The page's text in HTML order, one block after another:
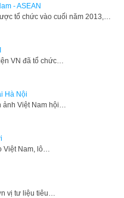
- ASEAN
tổ chức vào cuối năm 2013,…
VN đã tổ chức…
Hà Nội
Việt Nam hội…
Việt Nam, lô…
vị tư liệu tiêu…